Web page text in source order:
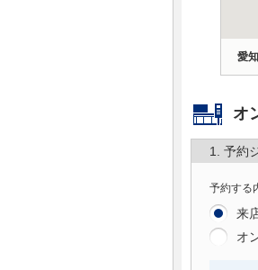
愛
オ
1. 予約
予約する
来
オ